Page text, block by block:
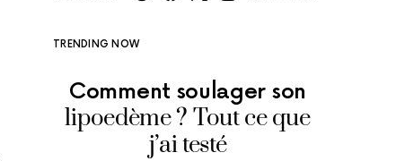
TRENDING NOW
Comment soulager son
lipoedème ? Tout ce que
j’ai testé